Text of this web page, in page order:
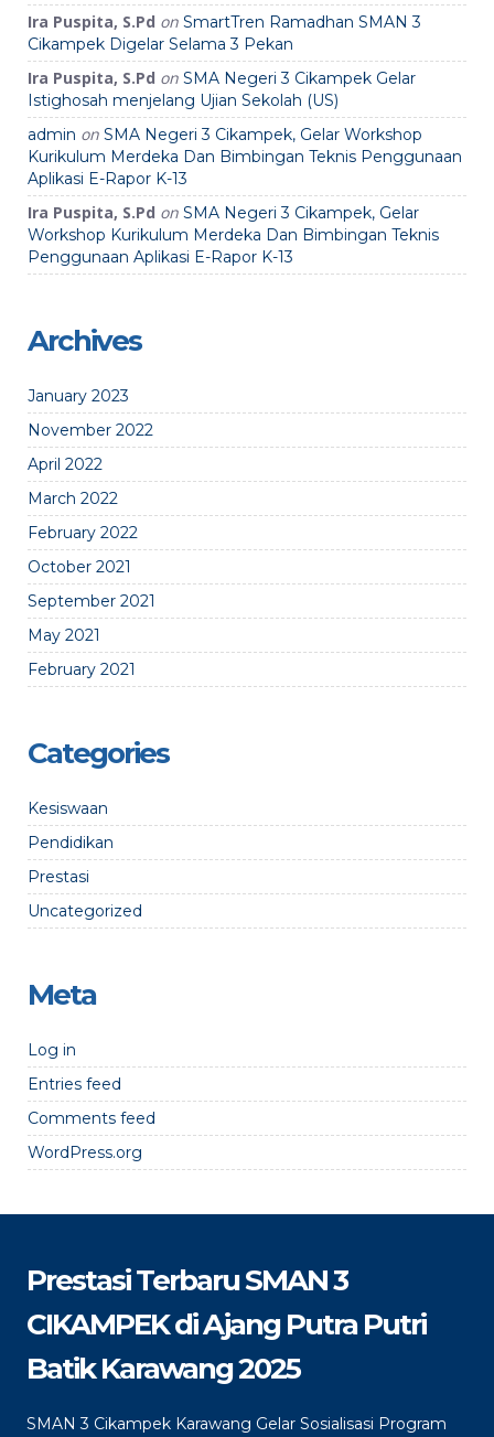
Ira Puspita, S.Pd on SmartTren Ramadhan SMAN 3
Cikampek Digelar Selama 3 Pekan
Ira Puspita, S.Pd on SMA Negeri 3 Cikampek Gelar
Istighosah menjelang Ujian Sekolah (US)
admin on SMA Negeri 3 Cikampek, Gelar Workshop
Kurikulum Merdeka Dan Bimbingan Teknis Penggunaan
Aplikasi E-Rapor K-13
Ira Puspita, S.Pd on SMA Negeri 3 Cikampek, Gelar
Workshop Kurikulum Merdeka Dan Bimbingan Teknis
Penggunaan Aplikasi E-Rapor K-13
Archives
January 2023
November 2022
April 2022
March 2022
February 2022
October 2021
September 2021
May 2021
February 2021
Categories
Kesiswaan
Pendidikan
Prestasi
Uncategorized
Meta
Log in
Entries feed
Comments feed
WordPress.org
Prestasi Terbaru SMAN 3
CIKAMPEK di Ajang Putra Putri
Batik Karawang 2025
SMAN 3 Cikampek Karawang Gelar Sosialisasi Program